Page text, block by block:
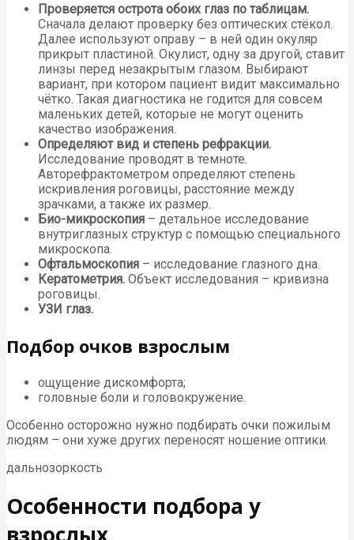
Проверяется острота обоих глаз по таблицам.
Сначала делают проверку без оптических стёкол.
Далее используют оправу – в ней один окуляр
прикрыт пластиной. Окулист, одну за другой, ставит
линзы перед незакрытым глазом. Выбирают
вариант, при котором пациент видит максимально
чётко. Такая диагностика не годится для совсем
маленьких детей, которые не могут оценить
качество изображения.
Определяют вид и степень рефракции.
Исследование проводят в темноте.
Авторефрактометром определяют степень
искривления роговицы, расстояние между
зрачками, а также их размер.
Био-микроскопия – детальное исследование
внутриглазных структур с помощью специального
микроскопа.
Офтальмоскопия – исследование глазного дна.
Кератометрия. Объект исследования – кривизна
роговицы.
УЗИ глаз.
Подбор очков взрослым
ощущение дискомфорта;
головные боли и головокружение.
Особенно осторожно нужно подбирать очки пожилым
людям – они хуже других переносят ношение оптики.
дальнозоркость
Особенности подбора у